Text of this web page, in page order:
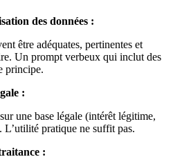
des données :
être adéquates, pertinentes et
Un prompt verbeux qui inclut des
principe.
:
une base légale (intérêt légitime,
L’utilité pratique ne suffit pas.
: